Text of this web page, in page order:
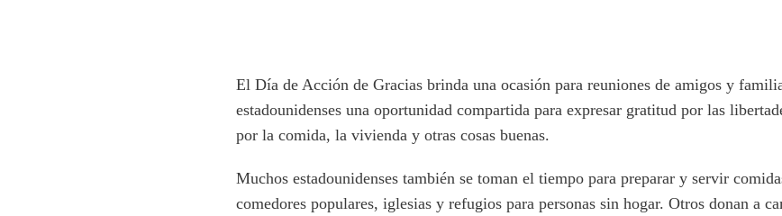
El Día de Acción de Gracias brinda una ocasión para reuniones de amigos y
estadounidenses una oportunidad compartida para expresar gratitud por las
por la comida, la vivienda y otras cosas buenas.
Muchos estadounidenses también se toman el tiempo para preparar y servir
comedores populares, iglesias y refugios para personas sin hogar. Otros donan a